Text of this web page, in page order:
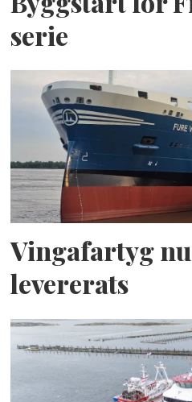
serie
Vingafartyg
levererats